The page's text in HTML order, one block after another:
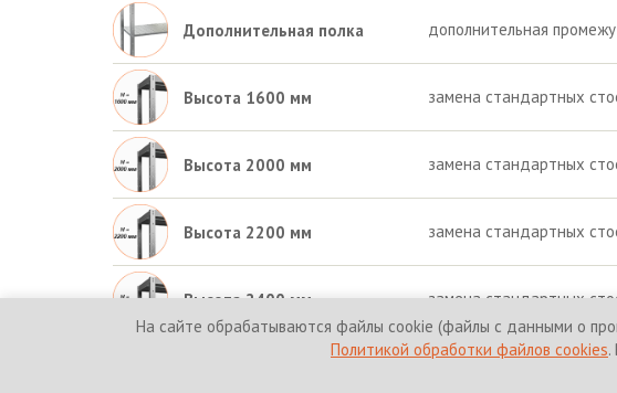
Дополнительная полка дополнительная
Высота 1600 мм замена стандартных
Высота 2000 мм замена стандартных
Высота 2200 мм замена стандартных
Высота 2400 мм замена стандартных
На сайте обрабатываются файлы cookie (файлы с данными о
Политикой обработки файлов cookies.